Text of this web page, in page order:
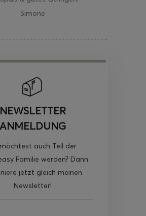
Simone
NEWSLETTER
ANMELDUNG
auch Teil der
Familie werden? Dann
jetzt gleich meinen
Newsletter!